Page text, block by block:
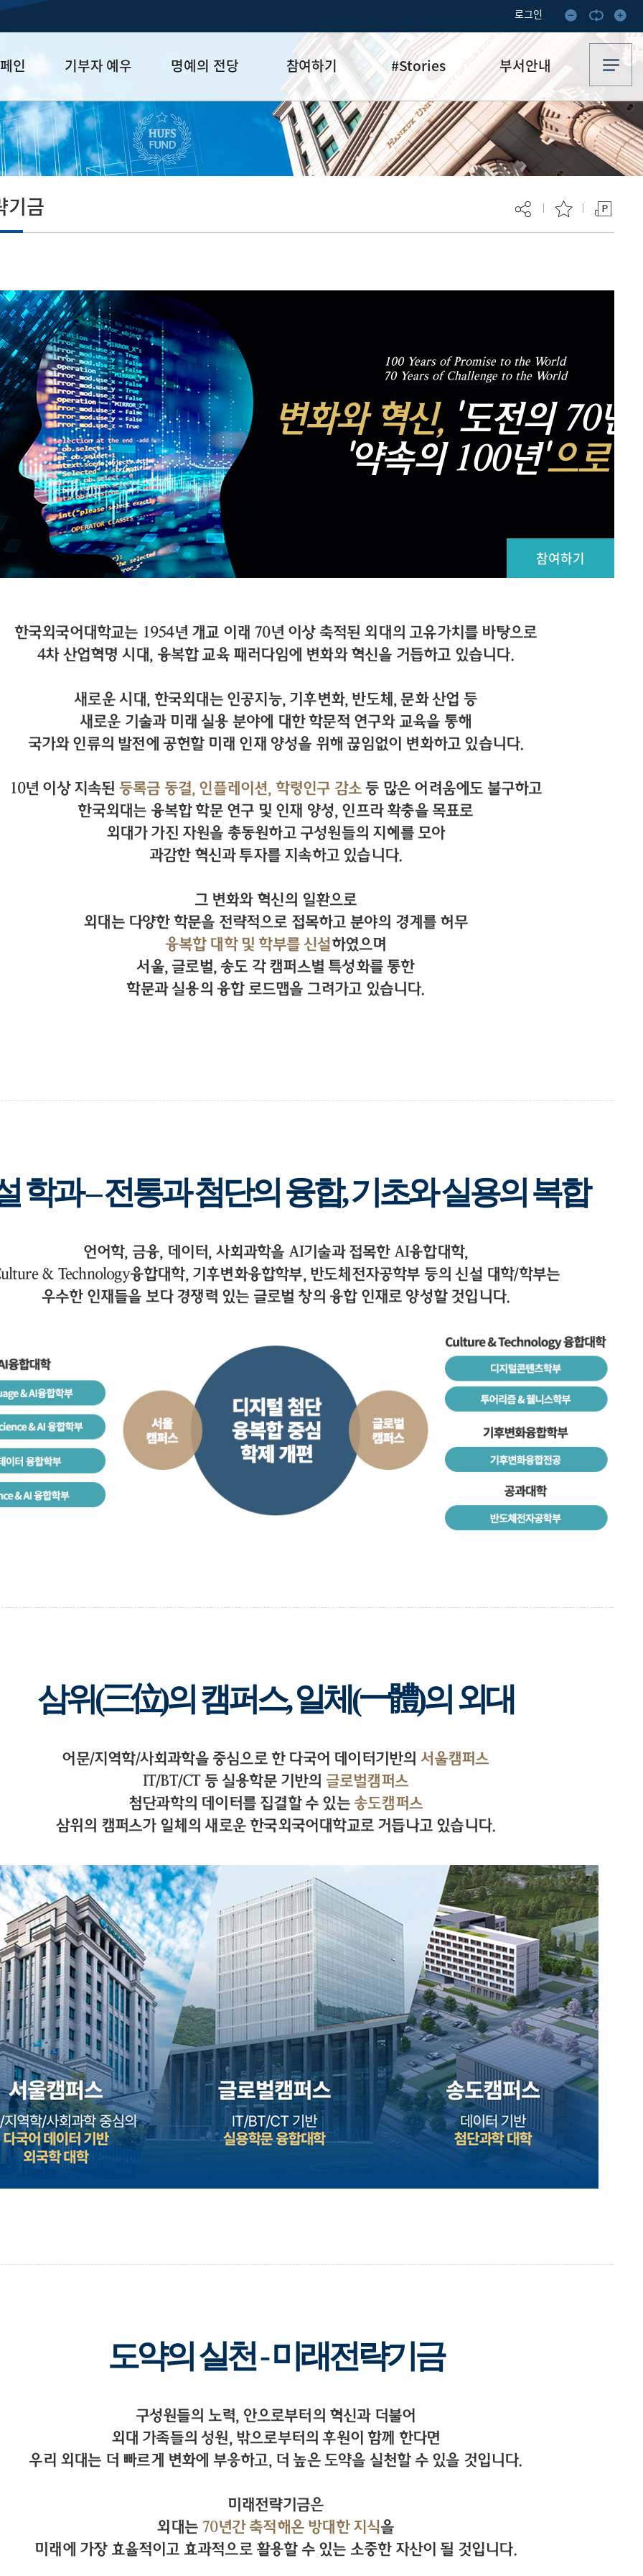
로그인
인
금
기부자 예우
예우 프로그램
세제 혜택
명예의 전당
HUFS Honor
Diamond Club
Platinum Club
참여하기
참여방법
기부하기
잠재기부자 추천
#Stories
기부·수혜스토리
기금소식
이달의 기부자
부서안내
업무안내
오시는 길
기금
100 Years of Promise to the World
70 Years of Challenge to the World
변화와 혁신, '도전의 70년'
'약속의 100년'으로
참여하기
한국외국어대학교는 1954년 개교 이래 70년 이상 축적된 외대의 고유가치를 바탕으로
4차 산업혁명 시대, 융복합 교육 패러다임에 변화와 혁신을 거듭하고 있습니다.
새로운 시대, 한국외대는 인공지능, 기후변화, 반도체, 문화 산업 등
새로운 기술과 미래 실용 분야에 대한 학문적 연구와 교육을 통해
국가와 인류의 발전에 공헌할 미래 인재 양성을 위해 끊임없이 변화하고 있습니다.
10년 이상 지속된 등록금 동결, 인플레이션, 학령인구 감소 등 많은 어려움에도 불구하고
한국외대는 융복합 학문 연구 및 인재 양성, 인프라 확충을 목표로
외대가 가진 자원을 총동원하고 구성원들의 지혜를 모아
과감한 혁신과 투자를 지속하고 있습니다.
그 변화와 혁신의 일환으로
외대는 다양한 학문을 전략적으로 접목하고 분야의 경계를 허무
융복합 대학 및 학부를 신설하였으며
서울, 글로벌, 송도 각 캠퍼스별 특성화를 통한
학문과 실용의 융합 로드맵을 그려가고 있습니다.
학과 – 전통과 첨단의 융합, 기초와 실용의 복합
언어학, 금융, 데이터, 사회과학을 AI기술과 접목한 AI융합대학,
& Technology융합대학, 기후변화융합학부, 반도체전자공학부 등의 신설 대학/학부는
우수한 인재들을 보다 경쟁력 있는 글로벌 창의 융합 인재로 양성할 것입니다.
삼위(三位)의 캠퍼스, 일체(一體)의 외대
어문/지역학/사회과학을 중심으로 한 다국어 데이터기반의 서울캠퍼스
IT/BT/CT 등 실용학문 기반의 글로벌캠퍼스
첨단과학의 데이터를 집결할 수 있는 송도캠퍼스
삼위의 캠퍼스가 일체의 새로운 한국외국어대학교로 거듭나고 있습니다.
도약의 실천 - 미래전략기금
구성원들의 노력, 안으로부터의 혁신과 더불어
외대 가족들의 성원, 밖으로부터의 후원이 함께 한다면
우리 외대는 더 빠르게 변화에 부응하고, 더 높은 도약을 실천할 수 있을 것입니다.
미래전략기금은
외대는 70년간 축적해온 방대한 지식을
미래에 가장 효율적이고 효과적으로 활용할 수 있는 소중한 자산이 될 것입니다.